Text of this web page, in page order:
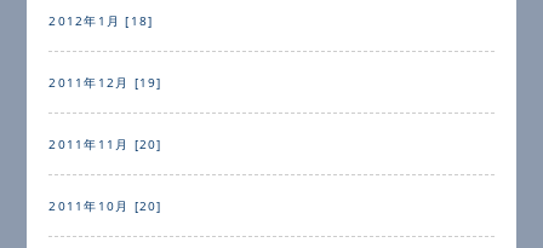
2012年1月 [18]
2011年12月 [19]
2011年11月 [20]
2011年10月 [20]